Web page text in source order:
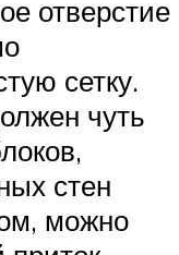
отверстие
сетку.
чуть
стен
можно